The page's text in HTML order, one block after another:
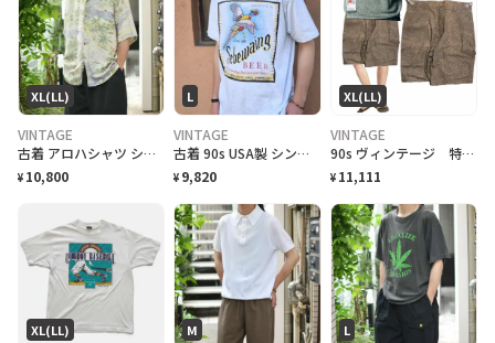
XL(LL)
VINTAGE
古着 アロハシャツ シルクシャツ レーヨンシャツ 柄シャツ 総柄シャツ
¥ 10,800
L
VINTAGE
古着 90s USA製 シングルステッチ ビール プロモーション Tシャツ
¥ 9,820
XL(LL)
VINTAGE
90s ヴィンテージ 特注 OEM激レア ハーフパンツ 総柄 美品
¥ 11,111
XL(LL) M L